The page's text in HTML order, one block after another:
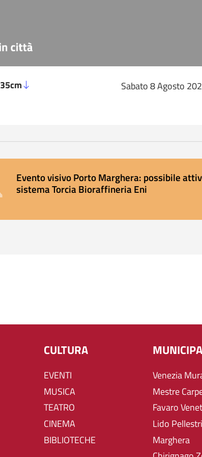
35cm Sabato 8 Agosto
Evento visivo Porto Marghera: possibile
sistema Torcia Bioraffineria Eni
CULTURA
EVENTI
MUSICA
TEATRO
CINEMA
BIBLIOTECHE
Venezia
Mestre
Favaro
Lido
Marghera